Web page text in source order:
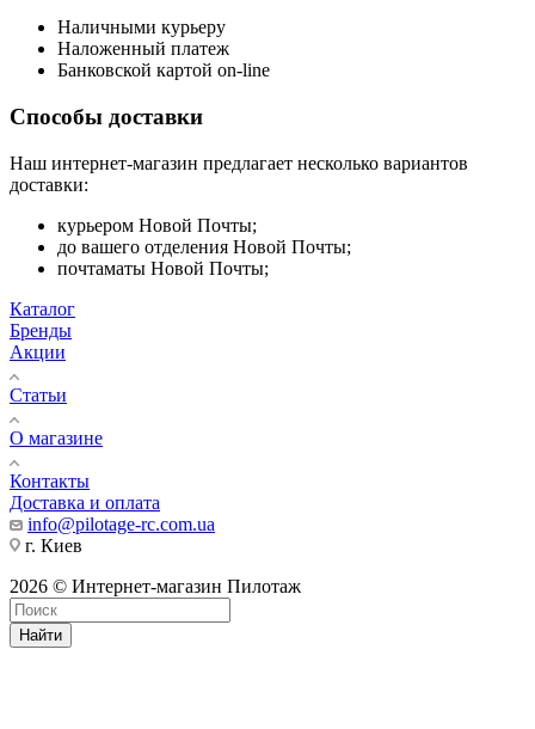
Наличными курьеру
Наложенный платеж
Банковской картой on-line
Способы доставки
Наш интернет-магазин предлагает несколько вариантов
доставки:
курьером Новой Почты;
до вашего отделения Новой Почты;
почтаматы Новой Почты;
Каталог
Бренды
Акции
Статьи
О магазине
Контакты
Доставка и оплата
info@pilotage-rc.com.ua
г. Киев
2026 © Интернет-магазин Пилотаж
Найти